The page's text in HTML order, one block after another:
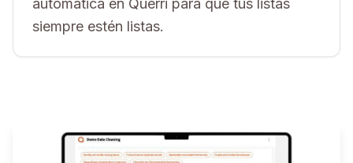
automática en Querri para que tus listas
siempre estén listas.